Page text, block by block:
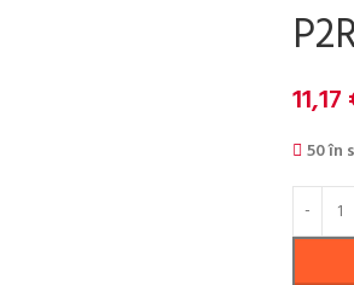
11,17
50 în